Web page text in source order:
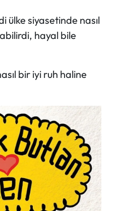
ülke siyasetinde nasıl
hayal bile
bir iyi ruh haline